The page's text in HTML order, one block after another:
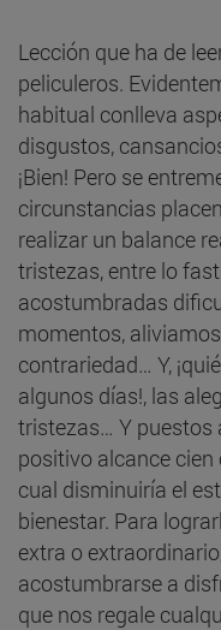
Lección que ha de
peliculeros.
habitual conlleva
disgustos,
¡Bien! Pero se
circunstancias
realizar un balance
tristezas, entre lo
acostumbradas
momentos,
contrariedad… Y,
algunos días!, las
tristezas… Y puestos
positivo alcance
cual disminuiría el
bienestar. Para
extra o
acostumbrarse a
que nos regale